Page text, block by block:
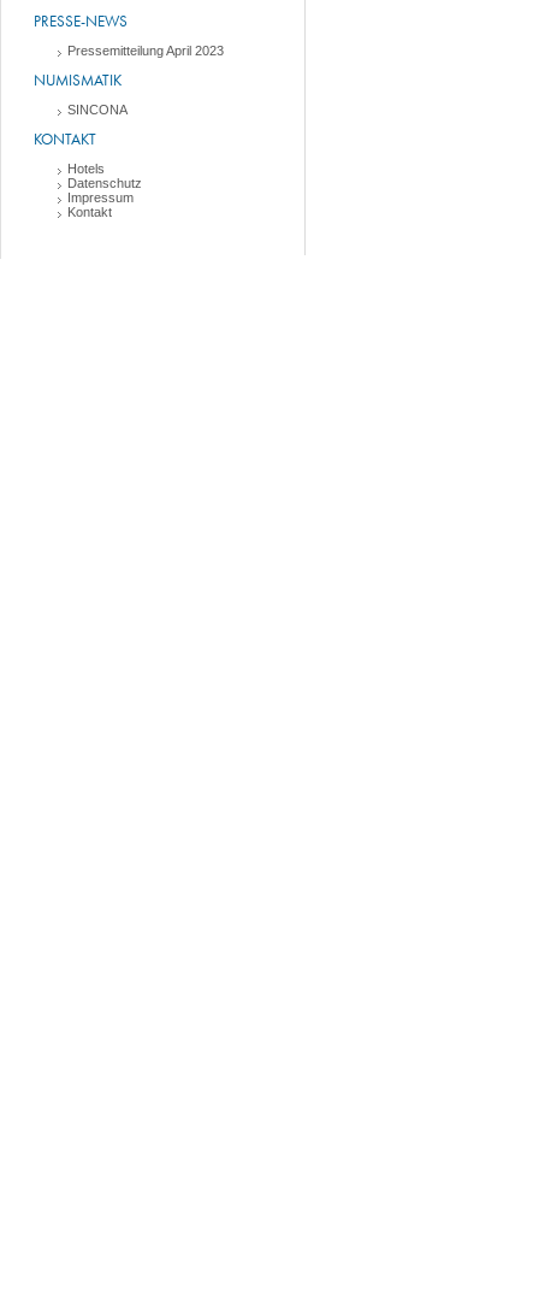
PRESSE-NEWS
Pressemitteilung April 2023
NUMISMATIK
SINCONA
KONTAKT
Hotels
Datenschutz
Impressum
Kontakt